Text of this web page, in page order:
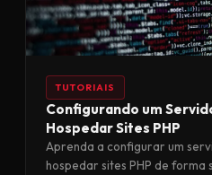
TUTORIAIS
Configurando um
Hospedar Sites PHP
Aprenda a configurar um
hospedar sites PHP de forma